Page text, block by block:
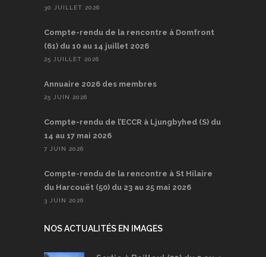
30 JUILLET 2026
Compte-rendu de la rencontre à Domfront
(61) du 10 au 14 juillet 2026
25 JUILLET 2026
Annuaire 2026 des membres
25 JUIN 2026
Compte-rendu de l’ECCR à Ljungbyhed (S) du
14 au 17 mai 2026
7 JUIN 2026
Compte-rendu de la rencontre à St Hilaire
du Harcouët (50) du 23 au 25 mai 2026
3 JUIN 2026
NOS ACTUALITÉS EN IMAGES